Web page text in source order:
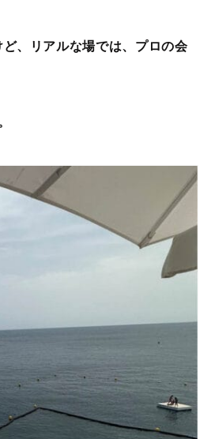
、リアルな場では、プロの会